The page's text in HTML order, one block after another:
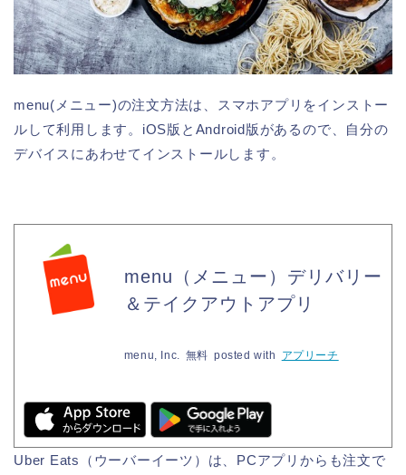
menu(メニュー)の注文方法は、スマホアプリをインストー
ルして利用します。iOS版とAndroid版があるので、自分の
デバイスにあわせてインストールします。
menu（メニュー）デリバリー
＆テイクアウトアプリ
menu, Inc. 無料 posted with アプリーチ
Uber Eats（ウーバーイーツ）は、PCアプリからも注文で